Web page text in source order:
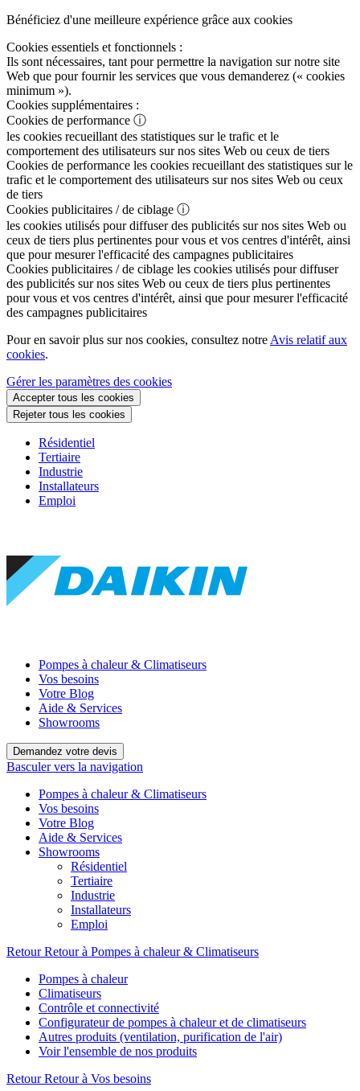
Bénéficiez d'une meilleure expérience grâce aux cookies
Cookies essentiels et fonctionnels :
Ils sont nécessaires, tant pour permettre la navigation sur notre site
Web que pour fournir les services que vous demanderez (« cookies
minimum »).
Cookies supplémentaires :
Cookies de performance ⓘ
les cookies recueillant des statistiques sur le trafic et le
comportement des utilisateurs sur nos sites Web ou ceux de tiers
Cookies de performance les cookies recueillant des statistiques sur le
trafic et le comportement des utilisateurs sur nos sites Web ou ceux
de tiers
Cookies publicitaires / de ciblage ⓘ
les cookies utilisés pour diffuser des publicités sur nos sites Web ou
ceux de tiers plus pertinentes pour vous et vos centres d'intérêt, ainsi
que pour mesurer l'efficacité des campagnes publicitaires
Cookies publicitaires / de ciblage les cookies utilisés pour diffuser
des publicités sur nos sites Web ou ceux de tiers plus pertinentes
pour vous et vos centres d'intérêt, ainsi que pour mesurer l'efficacité
des campagnes publicitaires
Pour en savoir plus sur nos cookies, consultez notre Avis relatif aux
cookies.
Gérer les paramètres des cookies
Accepter tous les cookies
Rejeter tous les cookies
Résidentiel
Tertiaire
Industrie
Installateurs
Emploi
Pompes à chaleur & Climatiseurs
Vos besoins
Votre Blog
Aide & Services
Showrooms
Demandez votre devis
Basculer vers la navigation
Pompes à chaleur & Climatiseurs
Vos besoins
Votre Blog
Aide & Services
Showrooms
Résidentiel
Tertiaire
Industrie
Installateurs
Emploi
Retour Retour à Pompes à chaleur & Climatiseurs
Pompes à chaleur
Climatiseurs
Contrôle et connectivité
Configurateur de pompes à chaleur et de climatiseurs
Autres produits (ventilation, purification de l'air)
Voir l'ensemble de nos produits
Retour Retour à Vos besoins